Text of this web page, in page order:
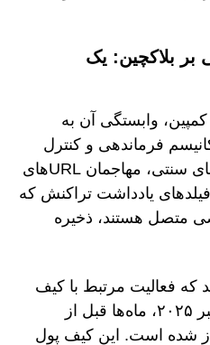
بر بلاکچین: یک
وابستگی آن به
فرماندهی و کنترل
(C2) است. به جای سرورهای سنتی، مهاجمان URLهای
یادداشت تراکنش که
متصل هستند، ذخیره
که فعالیت مرتبط با کیف
پول اصلی از اوایل ۲۷ نوامبر ۲۰۲۵، ماه‌ها قبل از
شده است. این کیف پول